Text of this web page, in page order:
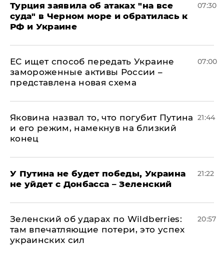
Турция заявила об атаках "на все
суда" в Черном море и обратилась к
РФ и Украине
07:30
ЕС ищет способ передать Украине
замороженные активы России –
представлена новая схема
07:00
Яковина назвал то, что погубит Путина
и его режим, намекнув на близкий
конец
21:44
У Путина не будет победы, Украина
не уйдет с Донбасса – Зеленский
21:22
Зеленский об ударах по Wildberries:
там впечатляющие потери, это успех
украинских сил
20:57